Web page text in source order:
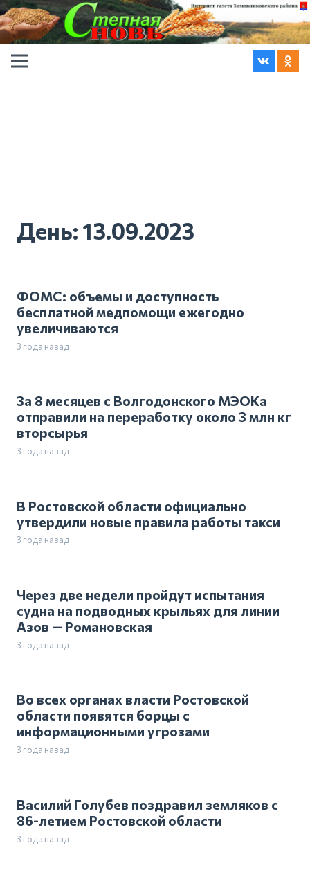
День: 13.09.2023
ФОМС: объемы и доступность
бесплатной медпомощи ежегодно
увеличиваются
3 года назад
За 8 месяцев с Волгодонского МЭОКа
отправили на переработку около 3 млн кг
вторсырья
3 года назад
В Ростовской области официально
утвердили новые правила работы такси
3 года назад
Через две недели пройдут испытания
судна на подводных крыльях для линии
Азов — Романовская
3 года назад
Во всех органах власти Ростовской
области появятся борцы с
информационными угрозами
3 года назад
Василий Голубев поздравил земляков с
86-летием Ростовской области
3 года назад